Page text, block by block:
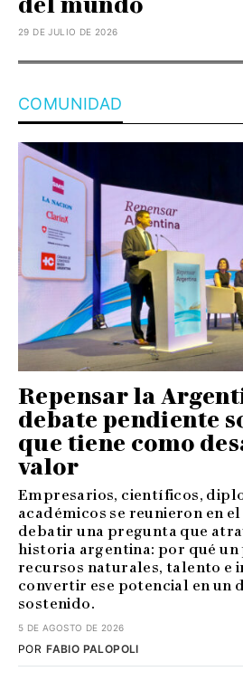
29 DE JULIO DE 2026
COMUNIDAD
Repensar la
debate pendiente
que tiene como
valor
Empresarios, científicos,
académicos se reunieron en
debatir una pregunta que
historia argentina: por qué un
recursos naturales, talento e
convertir ese potencial en un
sostenido.
5 DE AGOSTO DE 2026
FABIO PALOPOLI
POR